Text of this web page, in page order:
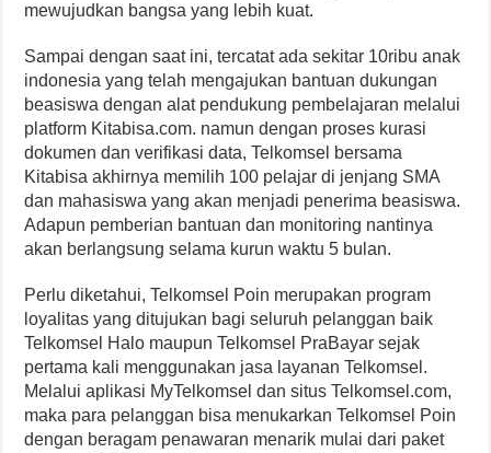
mewujudkan bangsa yang lebih kuat.
Sampai dengan saat ini, tercatat ada sekitar 10ribu anak
indonesia yang telah mengajukan bantuan dukungan
beasiswa dengan alat pendukung pembelajaran melalui
platform Kitabisa.com. namun dengan proses kurasi
dokumen dan verifikasi data, Telkomsel bersama
Kitabisa akhirnya memilih 100 pelajar di jenjang SMA
dan mahasiswa yang akan menjadi penerima beasiswa.
Adapun pemberian bantuan dan monitoring nantinya
akan berlangsung selama kurun waktu 5 bulan.
Perlu diketahui, Telkomsel Poin merupakan program
loyalitas yang ditujukan bagi seluruh pelanggan baik
Telkomsel Halo maupun Telkomsel PraBayar sejak
pertama kali menggunakan jasa layanan Telkomsel.
Melalui aplikasi MyTelkomsel dan situs Telkomsel.com,
maka para pelanggan bisa menukarkan Telkomsel Poin
dengan beragam penawaran menarik mulai dari paket